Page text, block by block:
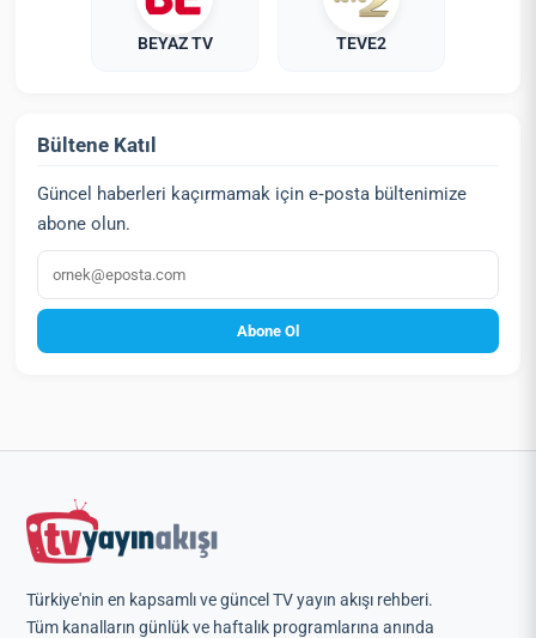
BEYAZ TV TEVE2
Bültene Katıl
Güncel haberleri kaçırmamak için e‑posta bültenimize
abone olun.
E‑posta
Abone Ol
Türkiye'nin en kapsamlı ve güncel TV yayın akışı rehberi.
Tüm kanalların günlük ve haftalık programlarına anında